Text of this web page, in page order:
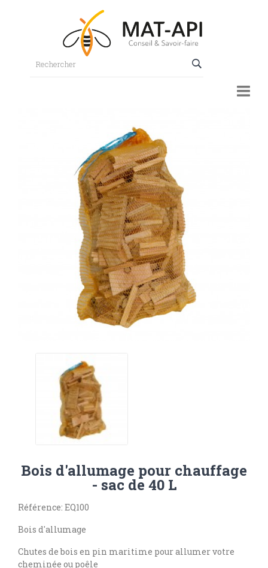
Bois d'allumage pour chauffage
- sac de 40 L
Référence: EQ100
Bois d'allumage
Chutes de bois en pin maritime pour allumer votre
cheminée ou poêle